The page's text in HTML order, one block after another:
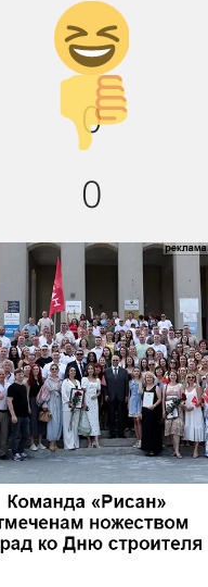
Дикий
смех!
0
Палец
вниз!
0